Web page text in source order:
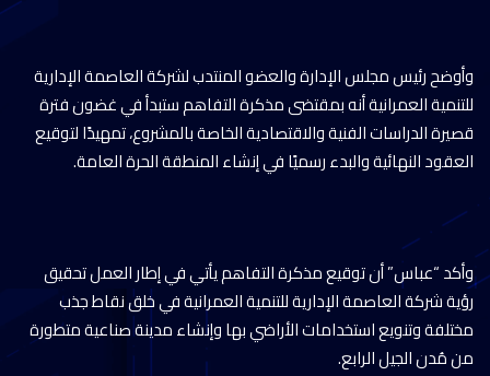
وأوضح رئيس مجلس الإدارة والعضو المنتدب لشركة العاصمة الإدارية
للتنمية العمرانية أنه بمقتضى مذكرة التفاهم ستبدأ في غضون فترة
قصيرة الدراسات الفنية والاقتصادية الخاصة بالمشروع، تمهيدًا لتوقيع
العقود النهائية والبدء رسميًا في إنشاء المنطقة الحرة العامة.
وأكد “عباس” أن توقيع مذكرة التفاهم يأتي في إطار العمل تحقيق
رؤية شركة العاصمة الإدارية للتنمية العمرانية في خلق نقاط جذب
مختلفة وتنويع استخدامات الأراضي بها وإنشاء مدينة صناعية متطورة
من مُدن الجيل الرابع.